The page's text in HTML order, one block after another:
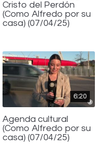
Cristo del Perdón
(Como Alfredo por su
casa) (07/04/25)
6:20
Agenda cultural
(Como Alfredo por su
casa) (07/04/25)